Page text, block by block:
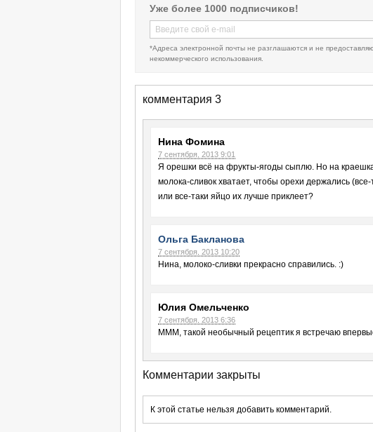
Уже более 1000 подписчиков!
*Адреса электронной почты не разглашаются и не
некоммерческого использования.
комментария 3
Нина Фомина
7 сентября, 2013 9:01
Я орешки всё на фрукты-ягоды сыплю. Но на
молока-сливок хватает, чтобы орехи держались
или все-таки яйцо их лучше приклеет?
Ольга Бакланова
7 сентября, 2013 10:20
Нина, молоко-сливки прекрасно справились. :)
Юлия Омельченко
7 сентября, 2013 6:36
МММ, такой необычный рецептик я встречаю
Комментарии закрыты
К этой статье нельзя добавить комментарий.